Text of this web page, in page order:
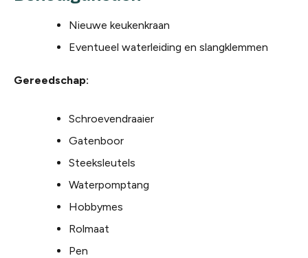
Nieuwe keukenkraan
Eventueel waterleiding en slangklemmen
Gereedschap:
Schroevendraaier
Gatenboor
Steeksleutels
Waterpomptang
Hobbymes
Rolmaat
Pen